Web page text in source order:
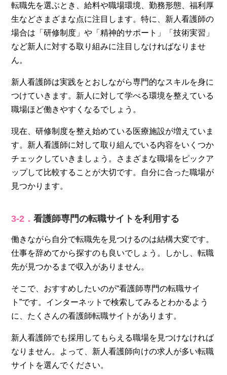
転職先を選ぶとき、給料や職場環境、勤務形態、福利厚
生などさまざまな点に注目します。特に、新人看護師の
場合は「研修制度」や「精神的サポート」「技術実習」
など新人に対する取り組みに注目しなければなりませ
ん。
新人看護師は実践をとおしながら専門的なスキルを身に
つけていきます。新人に対して学べる環境を整えている
職場ほど働きやすくなるでしょう。
現在、研修制度を整え始めている医療施設が増えていま
す。新人看護師に対して取り組んでいる内容をいくつか
チェックしていきましょう。さまざまな職場をピックア
ップして比較することが大切です。自分に合った職場が
見つかります。
3‐2．看護師専門の転職サイトを利用する
働きながら自分で転職先を見つけるのは結構大変です。
仕事を辞めてから探すのも良いでしょう。しかし、転職
先が見つかるまで収入がありません。
そこで、おすすめしたいのが“看護師専門の転職サイ
ト”です。インターネットで検索してみるとわかるよう
に、たくさんの看護師転職サイトがあります。
新人看護師でも採用してもらえる職場を見つけなければ
なりません。よって、新人看護師向けの求人が多い転職
サイトを選んでください。